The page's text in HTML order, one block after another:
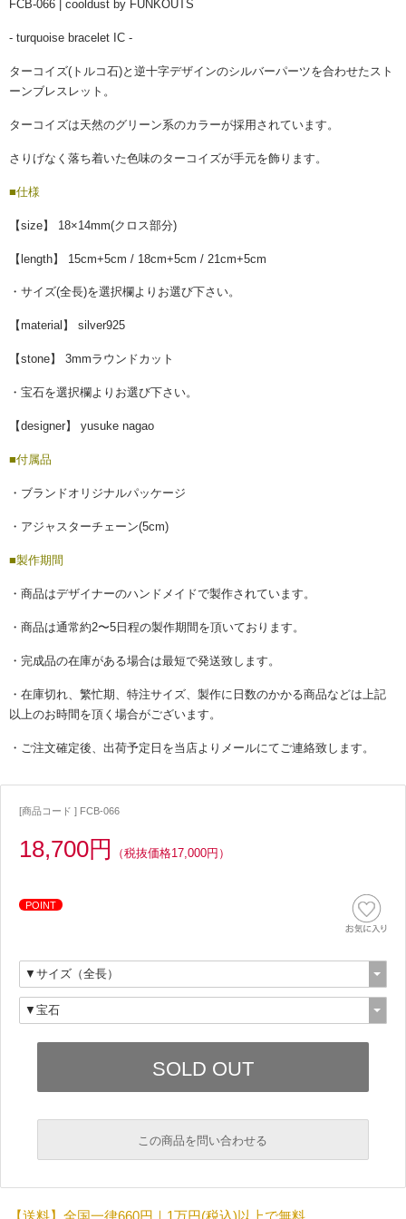
FCB-066 | cooldust by FUNKOUTS
- turquoise bracelet IC -
ターコイズ(トルコ石)と逆十字デザインのシルバーパーツを合わせたスト
ーンブレスレット。
ターコイズは天然のグリーン系のカラーが採用されています。
さりげなく落ち着いた色味のターコイズが手元を飾ります。
■仕様
【size】 18×14mm(クロス部分)
【length】 15cm+5cm / 18cm+5cm / 21cm+5cm
・サイズ(全長)を選択欄よりお選び下さい。
【material】 silver925
【stone】 3mmラウンドカット
・宝石を選択欄よりお選び下さい。
【designer】 yusuke nagao
■付属品
・ブランドオリジナルパッケージ
・アジャスターチェーン(5cm)
■製作期間
・商品はデザイナーのハンドメイドで製作されています。
・商品は通常約2〜5日程の製作期間を頂いております。
・完成品の在庫がある場合は最短で発送致します。
・在庫切れ、繁忙期、特注サイズ、製作に日数のかかる商品などは上記
以上のお時間を頂く場合がございます。
・ご注文確定後、出荷予定日を当店よりメールにてご連絡致します。
[商品コード ] FCB-066
18,700円 （税抜価格17,000円）
POINT
この商品を問い合わせる
【送料】全国一律660円｜1万円(税込)以上で無料